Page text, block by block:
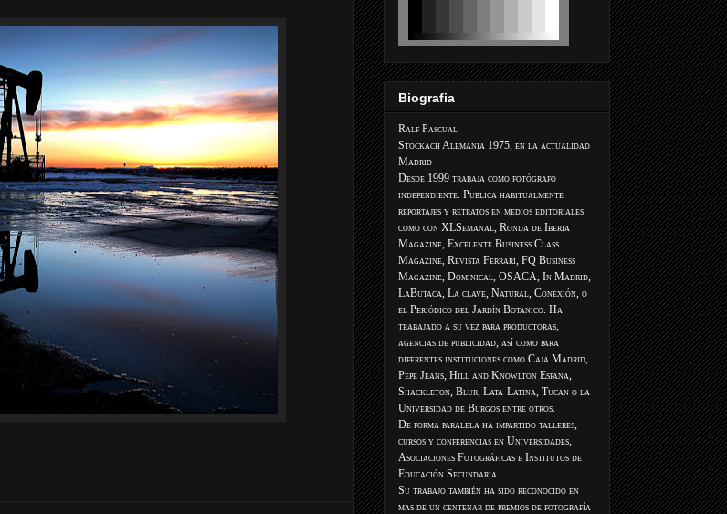
Biografia
Ralf Pascual
Stockach Alemania 1975, en la actualidad
Madrid
Desde 1999 trabaja como fotógrafo
independiente. Publica habitualmente
reportajes y retratos en medios editoriales
como con XLSemanal, Ronda de Iberia
Magazine, Excelente Business Class
Magazine, Revista Ferrari, FQ Business
Magazine, Dominical, OSACA, In Madrid,
LaButaca, La clave, Natural, Conexión, o
el Periódico del Jardín Botanico. Ha
trabajado a su vez para productoras,
agencias de publicidad, así como para
diferentes instituciones como Caja Madrid,
Pepe Jeans, Hill and Knowlton España,
Shackleton, Blur, Lata-Latina, Tucan o la
Universidad de Burgos entre otros.
De forma paralela ha impartido talleres,
cursos y conferencias en Universidades,
Asociaciones Fotográficas e Institutos de
Educación Secundaria.
Su trabajo también ha sido reconocido en
mas de un centenar de premios de fotografía